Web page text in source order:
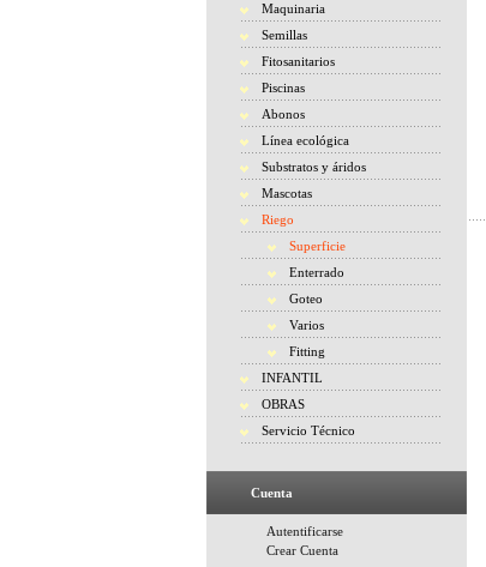
Maquinaria
Semillas
Fitosanitarios
Piscinas
Abonos
Línea ecológica
Substratos y áridos
Mascotas
Riego
Superficie
Enterrado
Goteo
Varios
Fitting
INFANTIL
OBRAS
Servicio Técnico
Cuenta
Autentificarse
Crear Cuenta